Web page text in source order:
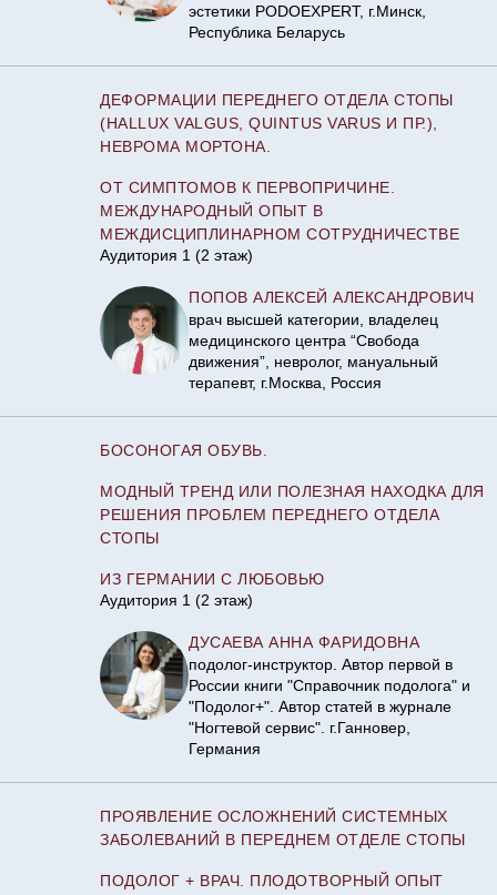
эстетики PODOEXPERT, г.Минск,
Республика Беларусь
ДЕФОРМАЦИИ ПЕРЕДНЕГО ОТДЕЛА СТОПЫ
(HALLUX VALGUS, QUINTUS VARUS И ПР.),
НЕВРОМА МОРТОНА.
ОТ СИМПТОМОВ К ПЕРВОПРИЧИНЕ.
МЕЖДУНАРОДНЫЙ ОПЫТ В
МЕЖДИСЦИПЛИНАРНОМ СОТРУДНИЧЕСТВЕ
Аудитория 1 (2 этаж)
ПОПОВ АЛЕКСЕЙ АЛЕКСАНДРОВИЧ
врач высшей категории, владелец
медицинского центра “Свобода
движения”, невролог, мануальный
терапевт, г.Москва, Россия
БОСОНОГАЯ ОБУВЬ.
МОДНЫЙ ТРЕНД ИЛИ ПОЛЕЗНАЯ НАХОДКА ДЛЯ
РЕШЕНИЯ ПРОБЛЕМ ПЕРЕДНЕГО ОТДЕЛА
СТОПЫ
ИЗ ГЕРМАНИИ С ЛЮБОВЬЮ
Аудитория 1 (2 этаж)
ДУСАЕВА АННА ФАРИДОВНА
подолог-инструктор. Автор первой в
России книги "Справочник подолога" и
"Подолог+". Автор статей в журнале
"Ногтевой сервис". г.Ганновер,
Германия
ПРОЯВЛЕНИЕ ОСЛОЖНЕНИЙ СИСТЕМНЫХ
ЗАБОЛЕВАНИЙ В ПЕРЕДНЕМ ОТДЕЛЕ СТОПЫ
ПОДОЛОГ + ВРАЧ. ПЛОДОТВОРНЫЙ ОПЫТ